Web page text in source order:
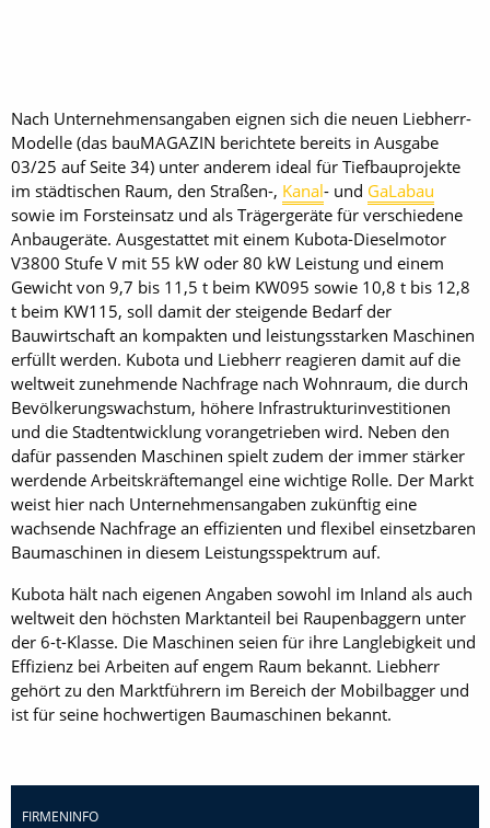
Nach Unternehmensangaben eignen sich die neuen Liebherr-
Modelle (das bauMAGAZIN berichtete bereits in Ausgabe
03/25 auf Seite 34) unter anderem ideal für Tiefbauprojekte
im städtischen Raum, den Straßen-, Kanal- und GaLabau
sowie im Forsteinsatz und als Trägergeräte für verschiedene
Anbaugeräte. Ausgestattet mit einem Kubota-Dieselmotor
V3800 Stufe V mit 55 kW oder 80 kW Leistung und einem
Gewicht von 9,7 bis 11,5 t beim KW095 sowie 10,8 t bis 12,8
t beim KW115, soll damit der steigende Bedarf der
Bauwirtschaft an kompakten und leistungsstarken Maschinen
erfüllt werden. Kubota und Liebherr reagieren damit auf die
weltweit zunehmende Nachfrage nach Wohnraum, die durch
Bevölkerungswachstum, höhere Infrastrukturinvestitionen
und die Stadtentwicklung vorangetrieben wird. Neben den
dafür passenden Maschinen spielt zudem der immer stärker
werdende Arbeitskräftemangel eine wichtige Rolle. Der Markt
weist hier nach Unternehmensangaben zukünftig eine
wachsende Nachfrage an effizienten und flexibel einsetzbaren
Baumaschinen in diesem Leistungsspektrum auf.
Kubota hält nach eigenen Angaben sowohl im Inland als auch
weltweit den höchsten Marktanteil bei Raupenbaggern unter
der 6-t-Klasse. Die Maschinen seien für ihre Langlebigkeit und
Effizienz bei Arbeiten auf engem Raum bekannt. Liebherr
gehört zu den Marktführern im Bereich der Mobilbagger und
ist für seine hochwertigen Baumaschinen bekannt.
FIRMENINFO